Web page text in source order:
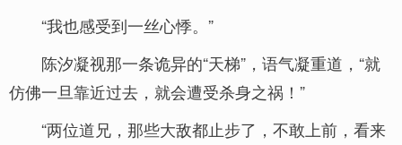
“我也感受到一丝心悸。”
陈汐凝视那一条诡异的“天梯”，语气凝重道，“就
仿佛一旦靠近过去，就会遭受杀身之祸！”
“两位道兄，那些大敌都止步了，不敢上前，看来